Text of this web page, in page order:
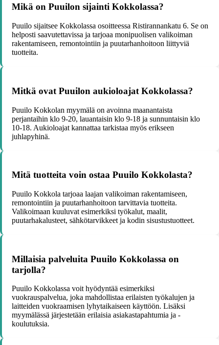
Mikä on Puuilon sijainti Kokkolassa?
Puuilo sijaitsee Kokkolassa osoitteessa Ristirannankatu 6. Se on
helposti saavutettavissa ja tarjoaa monipuolisen valikoiman
rakentamiseen, remontointiin ja puutarhanhoitoon liittyviä
tuotteita.
Mitkä ovat Puuilon aukioloajat Kokkolassa?
Puuilo Kokkolan myymälä on avoinna maanantaista
perjantaihin klo 9-20, lauantaisin klo 9-18 ja sunnuntaisin klo
10-18. Aukioloajat kannattaa tarkistaa myös erikseen
juhlapyhinä.
Mitä tuotteita voin ostaa Puuilo Kokkolasta?
Puuilo Kokkola tarjoaa laajan valikoiman rakentamiseen,
remontointiin ja puutarhanhoitoon tarvittavia tuotteita.
Valikoimaan kuuluvat esimerkiksi työkalut, maalit,
puutarhakalusteet, sähkötarvikkeet ja kodin sisustustuotteet.
Millaisia palveluita Puuilo Kokkolassa on
tarjolla?
Puuilo Kokkolassa voit hyödyntää esimerkiksi
vuokrauspalvelua, joka mahdollistaa erilaisten työkalujen ja
laitteiden vuokraamisen lyhytaikaiseen käyttöön. Lisäksi
myymälässä järjestetään erilaisia asiakastapahtumia ja -
koulutuksia.